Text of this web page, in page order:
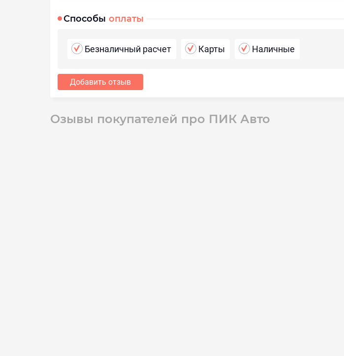
Способы оплаты
Безналичный расчет Карты Наличные
Добавить отзыв
Озывы покупателей про ПИК Авто